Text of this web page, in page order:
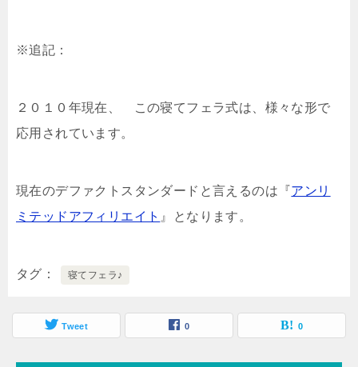
※追記：
２０１０年現在、 この寝てフェラ式は、様々な形で
応用されています。
現在のデファクトスタンダードと言えるのは『アンリ
ミテッドアフィリエイト 』となります。
タグ 寝てフェラ♪
Tweet 0 0